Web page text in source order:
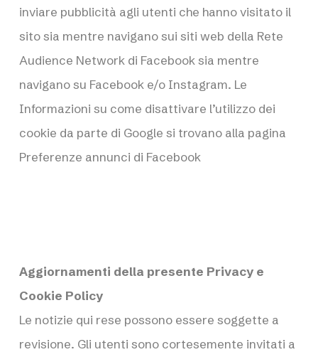
inviare pubblicità agli utenti che hanno visitato il
sito sia mentre navigano sui siti web della Rete
Audience Network di Facebook sia mentre
navigano su Facebook e/o Instagram. Le
Informazioni su come disattivare l’utilizzo dei
cookie da parte di Google si trovano alla pagina
Preferenze annunci di Facebook
Aggiornamenti della presente Privacy e
Cookie Policy
Le notizie qui rese possono essere soggette a
revisione. Gli utenti sono cortesemente invitati a